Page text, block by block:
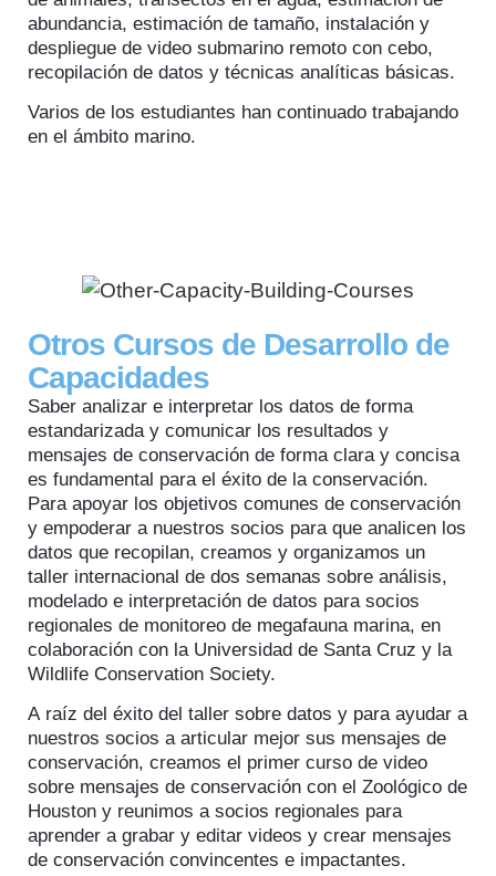
abundancia, estimación de tamaño, instalación y
despliegue de video submarino remoto con cebo,
recopilación de datos y técnicas analíticas básicas.
Varios de los estudiantes han continuado trabajando
en el ámbito marino.
Otros Cursos de Desarrollo de
Capacidades
Saber analizar e interpretar los datos de forma
estandarizada y comunicar los resultados y
mensajes de conservación de forma clara y concisa
es fundamental para el éxito de la conservación.
Para apoyar los objetivos comunes de conservación
y empoderar a nuestros socios para que analicen los
datos que recopilan, creamos y organizamos un
taller internacional de dos semanas sobre análisis,
modelado e interpretación de datos para socios
regionales de monitoreo de megafauna marina, en
colaboración con la Universidad de Santa Cruz y la
Wildlife Conservation Society.
A raíz del éxito del taller sobre datos y para ayudar a
nuestros socios a articular mejor sus mensajes de
conservación, creamos el primer curso de video
sobre mensajes de conservación con el Zoológico de
Houston y reunimos a socios regionales para
aprender a grabar y editar videos y crear mensajes
de conservación convincentes e impactantes.